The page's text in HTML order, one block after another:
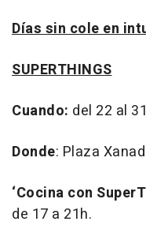
Días sin cole en
SUPERTHINGS
Cuando: del 22 al
Donde: Plaza
‘Cocina con
de 17 a 21h.